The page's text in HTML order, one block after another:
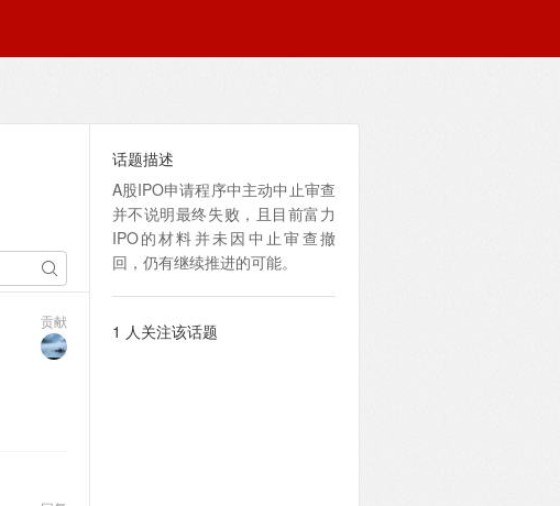
贡献
话题描述
A股IPO申请程序中主动中止审查
并不说明最终失败，且目前富力
IPO的材料并未因中止审查撤
回，仍有继续推进的可能。
1 人关注该话题